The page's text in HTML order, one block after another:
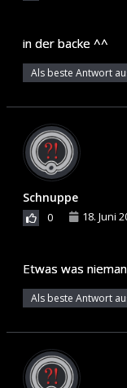
in der backe ^^
Als beste Antwort
Schnuppe
0 18. Juni
Etwas was
Als beste Antwort